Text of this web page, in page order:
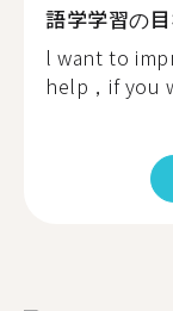
語学学習の
l want to
help，if you